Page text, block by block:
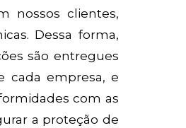
nossos clientes,
Dessa forma,
são entregues
cada empresa, e
com as
a proteção de